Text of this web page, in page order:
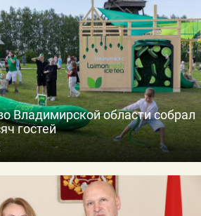
Владимирской области собрал
гостей